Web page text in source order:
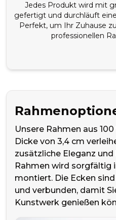
Jedes Produkt wird mit
gefertigt und durchläuft
Perfekt, um Ihr Zuhause
professionellen
Unsere Rahmen aus
Dicke von 3,4 cm
zusätzliche Eleganz und
Rahmen wird sorgfältig
montiert. Die Ecken
und verbunden, damit
Kunstwerk genießen